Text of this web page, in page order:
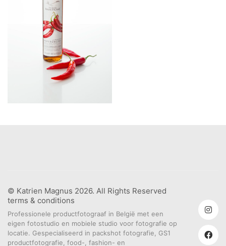
© Katrien Magnus 2026. All Rights Reserved
terms & conditions
Professionele productfotograaf in België met een
eigen fotostudio en mobiele studio voor fotografie op
locatie. Gespecialiseerd in packshot fotografie, GS1
productfotografie, food-, fashion- en